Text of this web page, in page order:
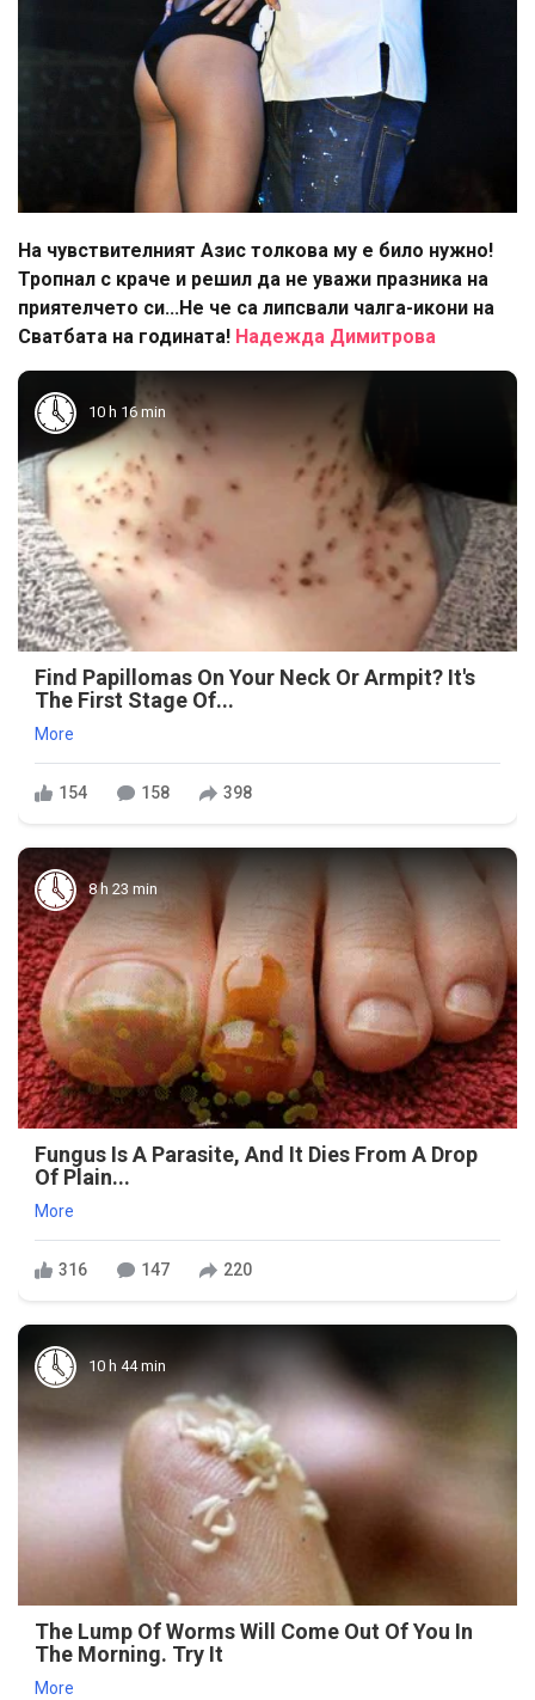
На чувствителният Азис толкова му е било нужно!
Тропнал с краче и решил да не уважи празника на
приятелчето си...Не че са липсвали чалга-икони на
Сватбата на годината! Надежда Димитрова
10 h 16 min
Find Papillomas On Your Neck Or Armpit? It's
The First Stage Of...
More
154 158 398
8 h 23 min
Fungus Is A Parasite, And It Dies From A Drop
Of Plain...
More
316 147 220
10 h 44 min
The Lump Of Worms Will Come Out Of You In
The Morning. Try It
More